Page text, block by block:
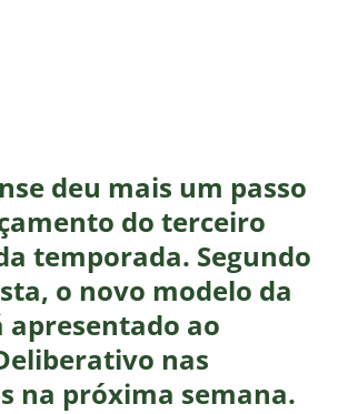
deu mais um passo
do terceiro
temporada. Segundo
o novo modelo da
apresentado ao
nas
na próxima semana.